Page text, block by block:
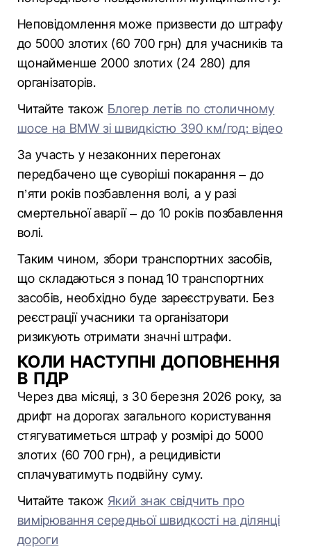
Неповідомлення може призвести до штрафу
до 5000 злотих (60 700 грн) для учасників та
щонайменше 2000 злотих (24 280) для
організаторів.
Читайте також Блогер летів по столичному
шосе на BMW зі швидкістю 390 км/год: відео
За участь у незаконних перегонах
передбачено ще суворіші покарання – до
п’яти років позбавлення волі, а у разі
смертельної аварії – до 10 років позбавлення
волі.
Таким чином, збори транспортних засобів,
що складаються з понад 10 транспортних
засобів, необхідно буде зареєструвати. Без
реєстрації учасники та організатори
ризикують отримати значні штрафи.
КОЛИ НАСТУПНІ ДОПОВНЕННЯ
В ПДР
Через два місяці, з 30 березня 2026 року, за
дрифт на дорогах загального користування
стягуватиметься штраф у розмірі до 5000
злотих (60 700 грн), а рецидивісти
сплачуватимуть подвійну суму.
Читайте також Який знак свідчить про
вимірювання середньої швидкості на ділянці
дороги